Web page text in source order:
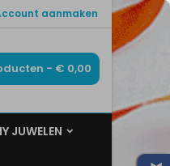
aanmaken
- € 0,00
JUWELEN